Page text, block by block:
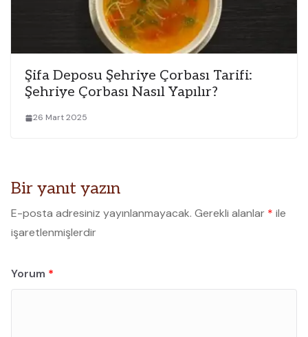
Şifa Deposu Şehriye Çorbası Tarifi:
Şehriye Çorbası Nasıl Yapılır?
26 Mart 2025
Bir yanıt yazın
E-posta adresiniz yayınlanmayacak. Gerekli alanlar * ile
işaretlenmişlerdir
Yorum *